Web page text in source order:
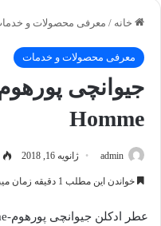
خانه / معرفی محصولات و
معرفی محصولات و خدمات
Homme
admin ژانویه 16, 2018
خواندن این مطلب 1 دقیقه زمان میبرد